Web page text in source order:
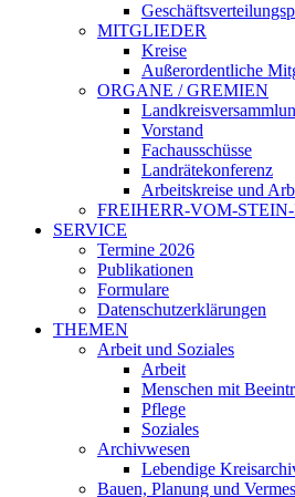
MITGLIEDER
Kreise
Außerordentliche
ORGANE / GREMIEN
Vorstand
Fachausschüsse
Landrätekonferenz
Arbeitskreise und
FREIHERR-VOM-
SERVICE
Termine 2026
Publikationen
Formulare
Datenschutzerklärungen
THEMEN
Arbeit und Soziales
Arbeit
Menschen mit
Pflege
Soziales
Archivwesen
Lebendige
Bauen, Planung und